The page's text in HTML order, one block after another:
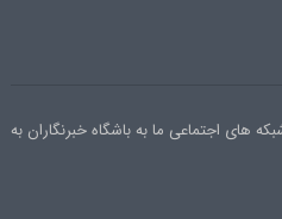
های اجتماعی ما به باشگاه خبرنگاران به